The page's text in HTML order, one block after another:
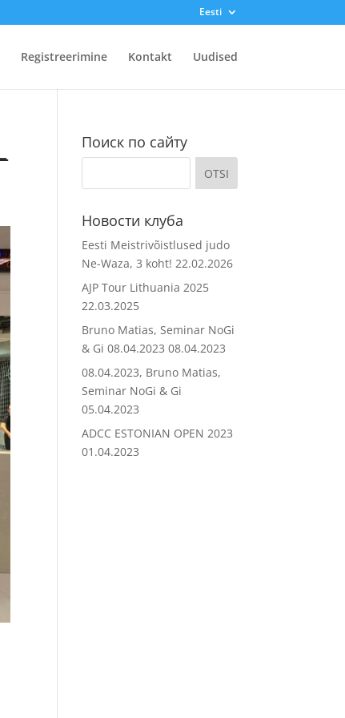
Eesti
Registreerimine Kontakt Uudised
Поиск по сайту
Новости клуба
Eesti Meistrivõistlused judo
Ne-Waza, 3 koht! 22.02.2026
AJP Tour Lithuania 2025
22.03.2025
Bruno Matias, Seminar NoGi
& Gi 08.04.2023 08.04.2023
08.04.2023, Bruno Matias,
Seminar NoGi & Gi
05.04.2023
ADCC ESTONIAN OPEN 2023
01.04.2023